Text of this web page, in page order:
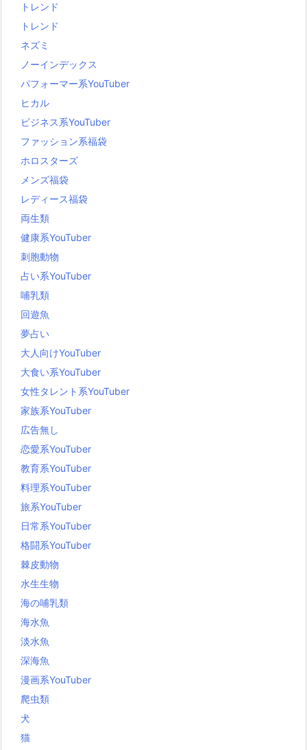
トレンド
トレンド
ネズミ
ノーインデックス
パフォーマー系YouTuber
ヒカル
ビジネス系YouTuber
ファッション系福袋
ホロスターズ
メンズ福袋
レディース福袋
両生類
健康系YouTuber
刺胞動物
占い系YouTuber
哺乳類
回遊魚
夢占い
大人向けYouTuber
大食い系YouTuber
女性タレント系YouTuber
家族系YouTuber
広告無し
恋愛系YouTuber
教育系YouTuber
料理系YouTuber
旅系YouTuber
日常系YouTuber
格闘系YouTuber
棘皮動物
水生生物
海の哺乳類
海水魚
淡水魚
深海魚
漫画系YouTuber
爬虫類
犬
猫